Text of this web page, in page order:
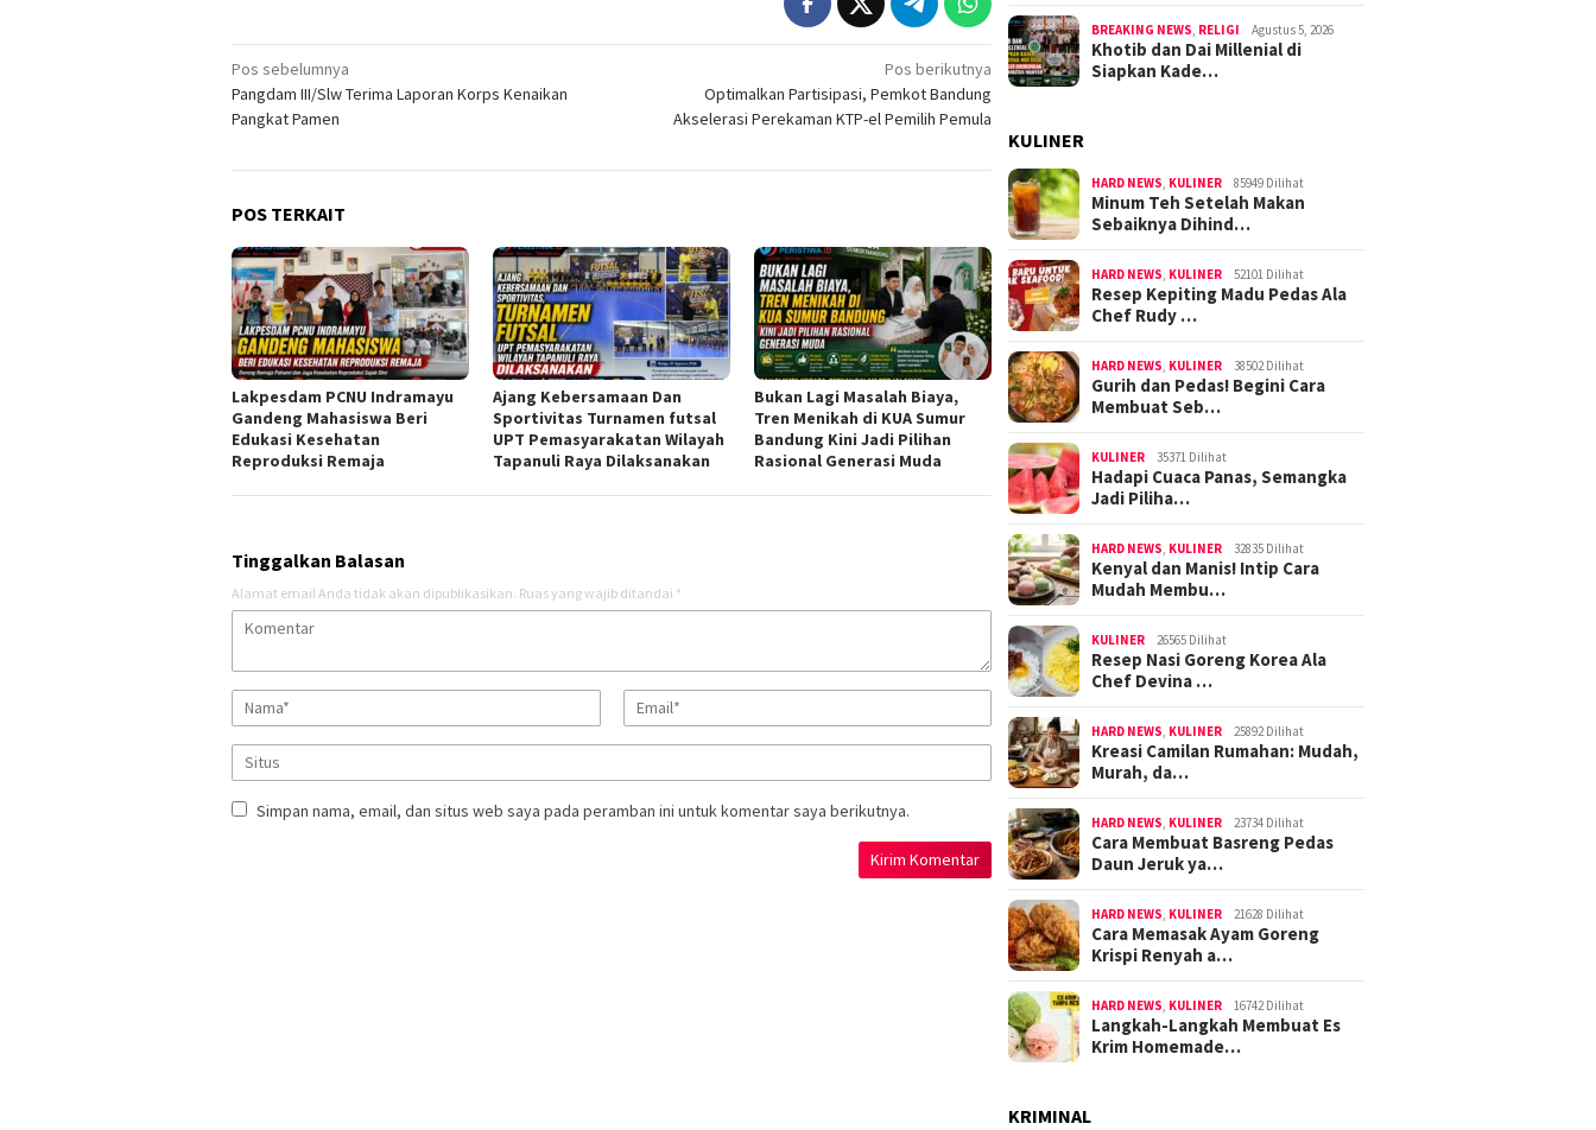
Navigasi
pos
Pos sebelumnya
Pangdam III/Slw Terima Laporan Korps Kenaikan
Pangkat Pamen
Pos berikutnya
Optimalkan Partisipasi, Pemkot Bandung
Akselerasi Perekaman KTP-el Pemilih Pemula
POS TERKAIT
Lakpesdam PCNU Indramayu
Gandeng Mahasiswa Beri
Edukasi Kesehatan
Reproduksi Remaja
Ajang Kebersamaan Dan
Sportivitas Turnamen futsal
UPT Pemasyarakatan Wilayah
Tapanuli Raya Dilaksanakan
Bukan Lagi Masalah Biaya,
Tren Menikah di KUA Sumur
Bandung Kini Jadi Pilihan
Rasional Generasi Muda
Tinggalkan Balasan
Alamat email Anda tidak akan dipublikasikan. Ruas yang wajib ditandai *
Simpan nama, email, dan situs web saya pada peramban ini untuk komentar saya berikutnya.
BREAKING NEWS RELIGI Agustus 5, 2026
Khotib dan Dai Millenial di
Siapkan Kade…
KULINER
HARD NEWS KULINER 85949 Dilihat
Minum Teh Setelah Makan
Sebaiknya Dihind…
HARD NEWS KULINER 52101 Dilihat
Resep Kepiting Madu Pedas Ala
Chef Rudy …
HARD NEWS KULINER 38502 Dilihat
Gurih dan Pedas! Begini Cara
Membuat Seb…
KULINER 35371 Dilihat
Hadapi Cuaca Panas, Semangka
Jadi Piliha…
HARD NEWS KULINER 32835 Dilihat
Kenyal dan Manis! Intip Cara
Mudah Membu…
KULINER 26565 Dilihat
Resep Nasi Goreng Korea Ala
Chef Devina …
HARD NEWS KULINER 25892 Dilihat
Kreasi Camilan Rumahan: Mudah,
Murah, da…
HARD NEWS KULINER 23734 Dilihat
Cara Membuat Basreng Pedas
Daun Jeruk ya…
HARD NEWS KULINER 21628 Dilihat
Cara Memasak Ayam Goreng
Krispi Renyah a…
HARD NEWS KULINER 16742 Dilihat
Langkah-Langkah Membuat Es
Krim Homemade…
KRIMINAL